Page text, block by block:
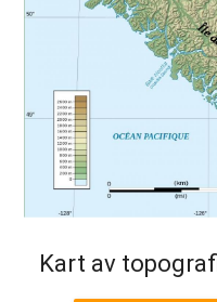
Kart av